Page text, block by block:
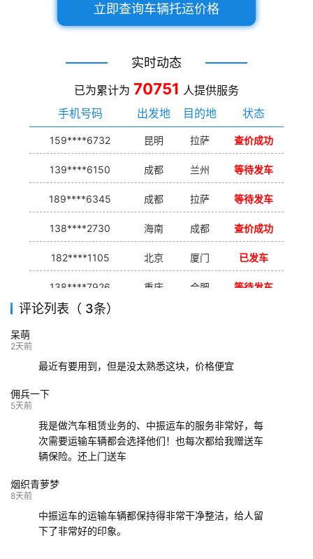
立即查询车辆托运价格
实时动态
已为累计为 70751 人提供服务
手机号码
出发地 目的地 状态
159****6732 昆明 拉萨 查价成功
139****6150 成都 兰州 等待发车
189****6345 成都 拉萨 等待发车
138****2730 海南 成都 查价成功
182****1105 北京 厦门 已发车
138****7926 重庆 合肥 等待发车
139****9233
评论列表（ 3条）
呆萌
2天前
最近有要用到，但是没太熟悉这块，价格便宜
佣兵一下
5天前
我是做汽车租赁业务的、中振运车的服务非常好，每
次需要运输车辆都会选择他们！也每次都给我赠送车
辆保险。还上门送车
烟织青萝梦
8天前
中振运车的运输车辆都保持得非常干净整洁，给人留
下了非常好的印象。